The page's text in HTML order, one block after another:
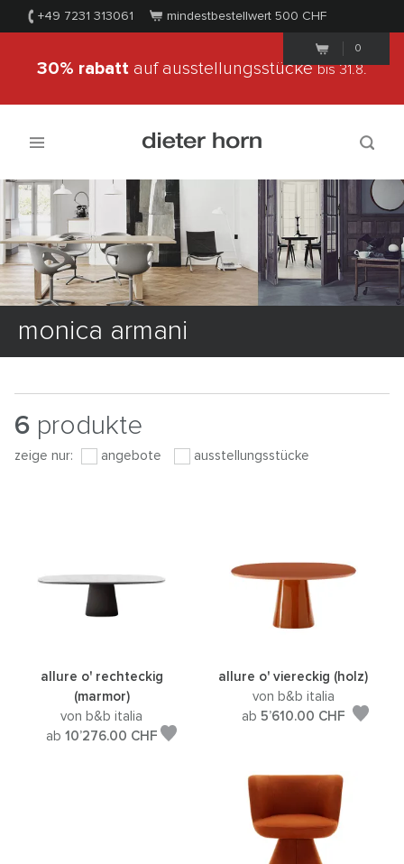
+49 7231 313061 mindestbestellwert 500 CHF
0
30% rabatt auf ausstellungsstückebis 31.8.
monica armani
6 produkte
zeige nur: angebote ausstellungsstücke
allure o' rechteckig
(marmor)
von b&b italia
ab 10’276.00 CHF
allure o' viereckig (holz)
von b&b italia
ab 5’610.00 CHF